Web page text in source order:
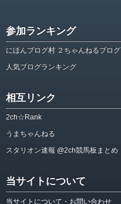
参加ランキング
にほんブログ村 ２ちゃんねるブログ
人気ブログランキング
相互リンク
2ch☆Rank
うまちゃんねる
スタリオン速報 @2ch競馬板まとめ
当サイトについて
当サイトについて・お問い合わせ